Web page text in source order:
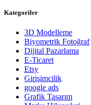
Kategoriler
3D Modelleme
Biyometrik Fotoğraf
Dijital Pazarlama
E-Ticaret
Etsy
Girişimcilik
google ads
Grafik Tasarım